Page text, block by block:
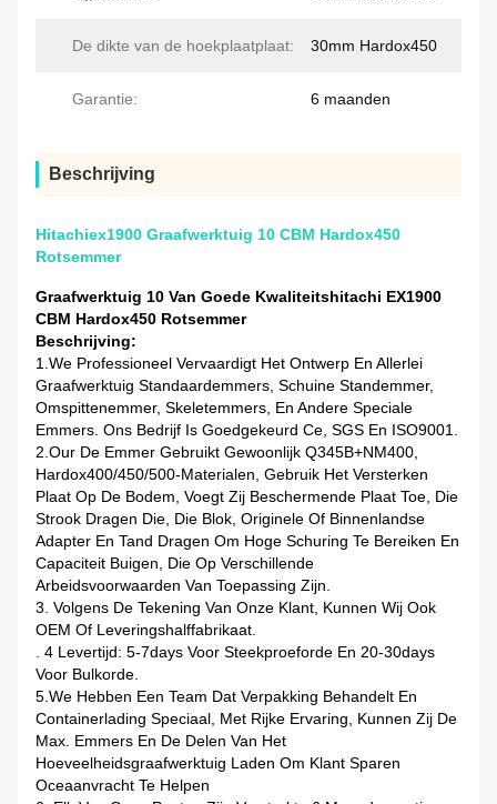
De dikte van de hoekplaatplaat: 30mm Hardox450
Garantie: 6 maanden
Beschrijving
Hitachiex1900 Graafwerktuig 10 CBM Hardox450
Rotsemmer
Graafwerktuig 10 Van Goede Kwaliteitshitachi EX1900
CBM Hardox450 Rotsemmer
Beschrijving:
1.We Professioneel Vervaardigt Het Ontwerp En Allerlei
Graafwerktuig Standaardemmers, Schuine Standemmer,
Omspittenemmer, Skeletemmers, En Andere Speciale
Emmers. Ons Bedrijf Is Goedgekeurd Ce, SGS En ISO9001.
2.Our De Emmer Gebruikt Gewoonlijk Q345B+NM400,
Hardox400/450/500-Materialen, Gebruik Het Versterken
Plaat Op De Bodem, Voegt Zij Beschermende Plaat Toe, Die
Strook Dragen Die, Die Blok, Originele Of Binnenlandse
Adapter En Tand Dragen Om Hoge Schuring Te Bereiken En
Capaciteit Buigen, Die Op Verschillende
Arbeidsvoorwaarden Van Toepassing Zijn.
3. Volgens De Tekening Van Onze Klant, Kunnen Wij Ook
OEM Of Leveringshalffabrikaat.
. 4 Levertijd: 5-7days Voor Steekproeforde En 20-30days
Voor Bulkorde.
5.We Hebben Een Team Dat Verpakking Behandelt En
Containerlading Speciaal, Met Rijke Ervaring, Kunnen Zij De
Max. Emmers En De Delen Van Het
Hoeveelheidsgraafwerktuig Laden Om Klant Sparen
Oceaanvracht Te Helpen